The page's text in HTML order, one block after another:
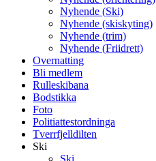
Nyhende (Ski)
Nyhende (skiskyting)
Nyhende (trim)
Nyhende (Friidrett)
Overnatting
Bli medlem
Rulleskibana
Bodstikka
Foto
Politiattestordninga
Tverrfjelldilten
Ski
Ski